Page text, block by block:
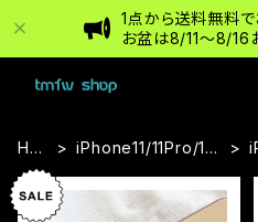
1点から送料無料
お盆は8/11〜8/16
HO
ME
iPhone11/11Pro/11P